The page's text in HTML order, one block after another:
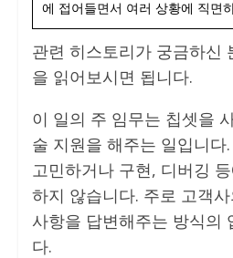
에 접어들면서 여러 상황에 직면
관련 히스토리가 궁금하신
을 읽어보시면 됩니다.
이 일의 주 임무는 칩셋을
술 지원을 해주는 일입니
고민하거나 구현, 디버깅
하지 않습니다. 주로 고객
사항을 답변해주는 방식의
다.